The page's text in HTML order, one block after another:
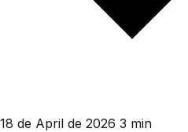
18 de April de 2026 3 min